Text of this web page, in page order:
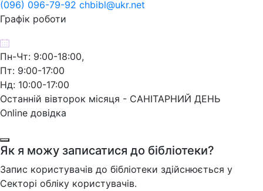
(096) 096-79-92 chbibl@ukr.net
Графік роботи
Пн-Чт: 9:00-18:00,
Пт: 9:00-17:00
Нд: 10:00-17:00
Останній вівторок місяця - САНІТАРНИЙ ДЕНЬ
Online довідка
Як я можу записатися до бібліотеки?
Запис користувачів до бібліотеки здійснюється у
Секторі обліку користувачів.